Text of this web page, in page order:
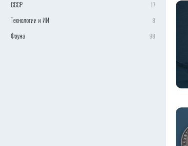
СССР 17
Технологии и ИИ 8
Фауна 98